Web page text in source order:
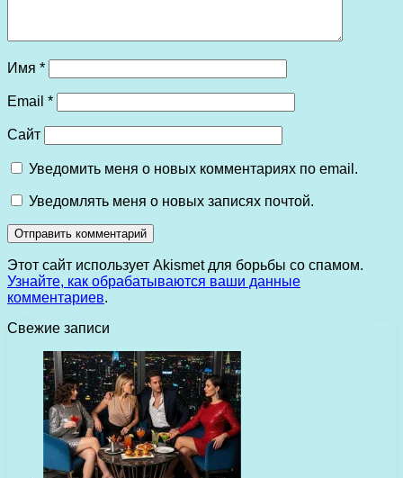
Имя *
Email *
Сайт
Уведомить меня о новых комментариях по email.
Уведомлять меня о новых записях почтой.
Этот сайт использует Akismet для борьбы со спамом.
Узнайте, как обрабатываются ваши данные
комментариев.
Свежие записи